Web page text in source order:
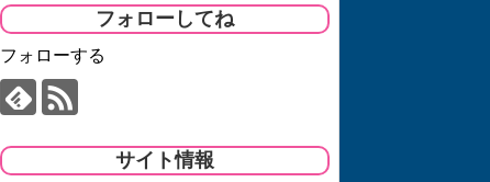
フォローしてね
フォローする
サイト情報